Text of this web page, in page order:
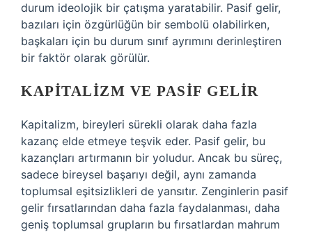
durum ideolojik bir çatışma yaratabilir. Pasif gelir,
bazıları için özgürlüğün bir sembolü olabilirken,
başkaları için bu durum sınıf ayrımını derinleştiren
bir faktör olarak görülür.
KAPITALIZM VE PASIF GELIR
Kapitalizm, bireyleri sürekli olarak daha fazla
kazanç elde etmeye teşvik eder. Pasif gelir, bu
kazançları artırmanın bir yoludur. Ancak bu süreç,
sadece bireysel başarıyı değil, aynı zamanda
toplumsal eşitsizlikleri de yansıtır. Zenginlerin pasif
gelir fırsatlarından daha fazla faydalanması, daha
geniş toplumsal grupların bu fırsatlardan mahrum